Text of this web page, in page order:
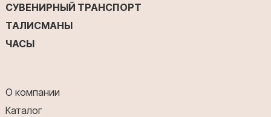
СУВЕНИРНЫЙ ТРАНСПОРТ
ТАЛИСМАНЫ
ЧАСЫ
О компании
Каталог